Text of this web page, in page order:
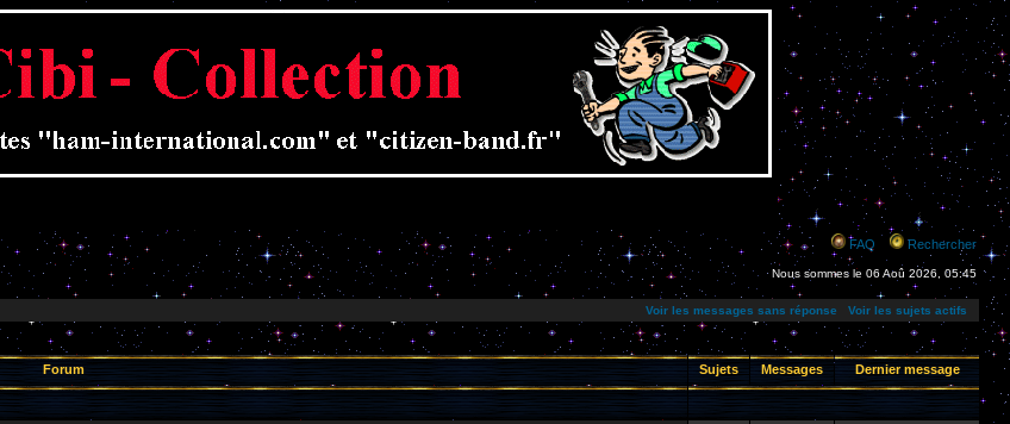
FAQ Rechercher
Nous sommes le 06 Aoû 2026, 05:45
Voir les messages sans réponse Voir les sujets actifs
Forum Sujets Messages Dernier message